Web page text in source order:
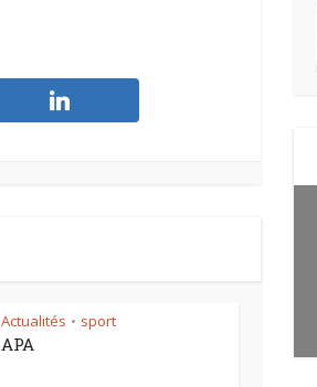
Actualités • sport
APA